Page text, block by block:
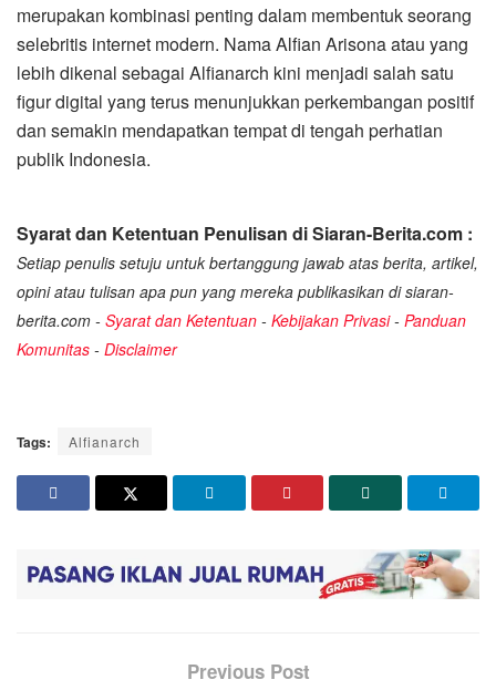
merupakan kombinasi penting dalam membentuk seorang
selebritis internet modern. Nama Alfian Arisona atau yang
lebih dikenal sebagai Alfianarch kini menjadi salah satu
figur digital yang terus menunjukkan perkembangan positif
dan semakin mendapatkan tempat di tengah perhatian
publik Indonesia.
Syarat dan Ketentuan Penulisan di Siaran-Berita.com :
Setiap penulis setuju untuk bertanggung jawab atas berita, artikel,
opini atau tulisan apa pun yang mereka publikasikan di siaran-
berita.com - Syarat dan Ketentuan - Kebijakan Privasi- Panduan
Komunitas - Disclaimer
Tags: Alfianarch
Previous Post